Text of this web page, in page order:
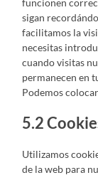
sigan
facilitamos la
necesitas
cuando visitas
permanecen en
Podemos
5.2
Utilizamos
de la web para